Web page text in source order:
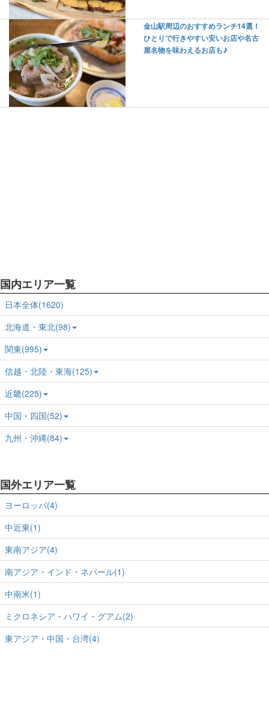
金山駅周辺のおすすめランチ14選！
ひとりで行きやすい安いお店や名古
屋名物を味わえるお店も♪
国内エリア一覧
日本全体(1620)
北海道・東北(98)
関東(995)
信越・北陸・東海(125)
近畿(225)
中国・四国(52)
九州・沖縄(84)
国外エリア一覧
ヨーロッパ(4)
中近東(1)
東南アジア(4)
南アジア・インド・ネパール(1)
中南米(1)
ミクロネシア・ハワイ・グアム(2)
東アジア・中国・台湾(4)